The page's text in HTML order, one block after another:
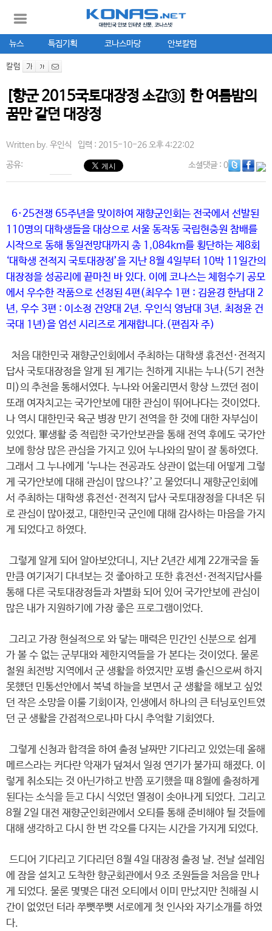
뉴스 특집기획 코나스마당 안보칼럼
칼럼
[향군 2015국토대장정 소감③] 한 여름밤의
꿈만 같던 대장정
Written by. 우인식 입력 : 2015-10-26 오후 4:22:02
공유: 소셜댓글: 0
6·25전쟁 65주년을 맞이하여 재향군인회는 전국에서 선발된
110명의 대학생들을 대상으로 서울 동작동 국립현충원 참배를
시작으로 동해 통일전망대까지 총 1,084km를 횡단하는 제8회
‘대학생 전적지 국토대장정’을 지난 8월 4일부터 10박 11일간의
대장정을 성공리에 끝마친 바 있다. 이에 코나스는 체험수기 공모
에서 우수한 작품으로 선정된 4편(최우수 1편 : 김윤경 한남대 2
년, 우수 3편 : 이소정 건양대 2년. 우인식 영남대 3년. 최정윤 건
국대 1년)을 엄선 시리즈로 게재합니다.(편집자 주)
처음 대한민국 재향군인회에서 주최하는 대학생 휴전선·전적지
답사 국토대장정을 알게 된 계기는 친하게 지내는 누나(5기 전찬
미)의 추천을 통해서였다. 누나와 어울리면서 항상 느꼈던 점이
또래 여자치고는 국가안보에 대한 관심이 뛰어나다는 것이었다.
나 역시 대한민국 육군 병장 만기 전역을 한 것에 대한 자부심이
있었다. 軍생활 중 적립한 국가안보관을 통해 전역 후에도 국가안
보에 항상 많은 관심을 가지고 있어 누나와의 말이 잘 통하였다.
그래서 그 누나에게 ‘누나는 전공과도 상관이 없는데 어떻게 그렇
게 국가안보에 대해 관심이 많으냐?’고 물었더니 재향군인회에
서 주최하는 대학생 휴전선·전적지 답사 국토대장정을 다녀온 뒤
로 관심이 많아졌고, 대한민국 군인에 대해 감사하는 마음을 가지
게 되었다고 하였다.
그렇게 알게 되어 알아보았더니, 지난 2년간 세계 22개국을 돌
만큼 여기저기 다녀보는 것 좋아하고 또한 휴전선·전적지답사를
통해 다른 국토대장정들과 차별화 되어 있어 국가안보에 관심이
많은 내가 지원하기에 가장 좋은 프로그램이었다.
그리고 가장 현실적으로 와 닿는 매력은 민간인 신분으로 쉽게
가 볼 수 없는 군부대와 제한지역들을 가 본다는 것이었다. 물론
철원 최전방 지역에서 군 생활을 하였지만 포병 출신으로써 하지
못했던 민통선안에서 북녘 하늘을 보면서 군 생활을 해보고 싶었
던 작은 소망을 이룰 기회이자, 인생에서 하나의 큰 터닝포인트였
던 군 생활을 간접적으로나마 다시 추억할 기회였다.
그렇게 신청과 합격을 하여 출정 날짜만 기다리고 있었는데 올해
메르스라는 커다란 악재가 덮쳐서 일정 연기가 불가피 해졌다. 이
렇게 취소되는 것 아닌가하고 반쯤 포기했을 때 8월에 출정하게
된다는 소식을 듣고 다시 식었던 열정이 솟아나게 되었다. 그리고
8월 2일 대전 재향군인회관에서 오티를 통해 준비해야 될 것들에
대해 생각하고 다시 한 번 각오를 다지는 시간을 가지게 되었다.
드디어 기다리고 기다리던 8월 4일 대장정 출정 날. 전날 설레임
에 잠을 설치고 도착한 향군회관에서 9조 조원들을 처음을 만나
게 되었다. 물론 몇몇은 대전 오티에서 이미 만났지만 친해질 시
간이 없었던 터라 쭈뼛쭈뼛 서로에게 첫 인사와 자기소개를 하였
다.